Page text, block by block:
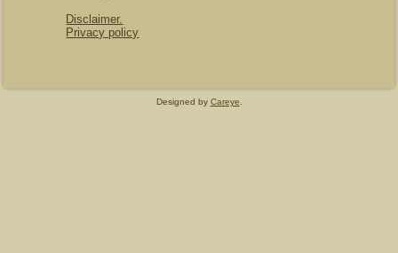
Disclaimer.
Privacy policy
Designed by Careye